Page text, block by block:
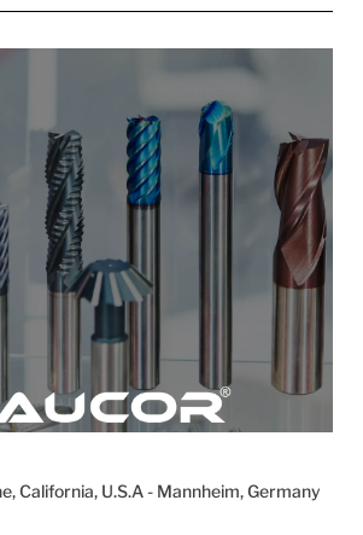
California, U.S.A - Mannheim, Germany